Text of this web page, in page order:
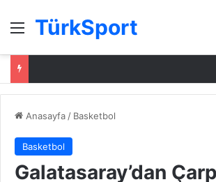
Menü
TürkSport
Anasayfa / Basketbol
Basketbol
Galatasaray’dan